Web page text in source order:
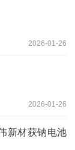
2026-01-26
2026-01-26
新材获钠电池